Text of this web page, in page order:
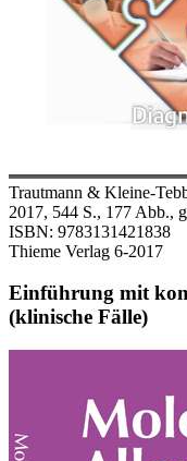
Trautmann & Kleine-
2017, 544 S., 177 Abb.,
ISBN: 9783131421838
Thieme Verlag 6-2017
Einführung mit
(klinische Fälle)